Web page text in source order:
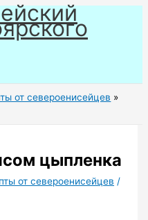
от североенисейцев
цыпленка
от североенисейцев /